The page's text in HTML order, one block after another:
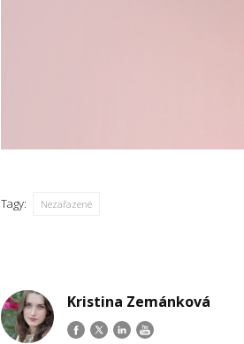
Tagy: Nezařazené
Kristina Zemánková